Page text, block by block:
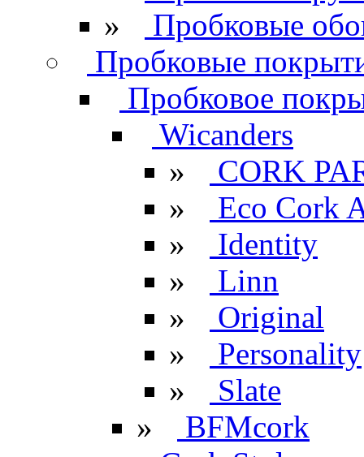
»
Пробковые
Пробковые
Пробковое
Wicanders
»
CORK
»
Eco Cork
»
Identity
»
Linn
»
Original
»
Personality
»
Slate
»
BFMcork